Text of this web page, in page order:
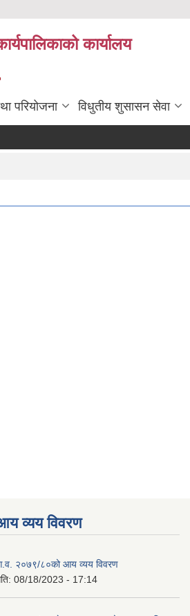
कार्यालय
परियोजना विधुतीय शुसासन सेवा
व्यय विवरण
२०७९/८०को आय व्यय विवरण
08/18/2023 - 17:14